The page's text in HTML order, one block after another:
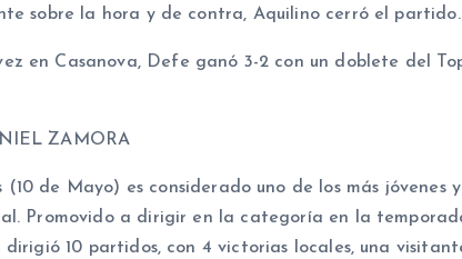
sobre la hora y de contra, Aquilino cerró el partido.
en Casanova, Defe ganó 3-2 con un doblete del
ZAMORA
de Mayo) es considerado uno de los más jóvenes
Promovido a dirigir en la categoría en la
10 partidos, con 4 victorias locales, una